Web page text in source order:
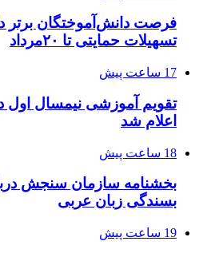
فرصت دانش‌آموختگان برتر
تسهیلات حمایتی تا ۲۰مرداد
17 ساعت پیش
تقویم آموزشی نیمسال اول
اعلام شد
18 ساعت پیش
بخشنامه سازمان سنجش
بسندگی زبان عربی
19 ساعت پیش